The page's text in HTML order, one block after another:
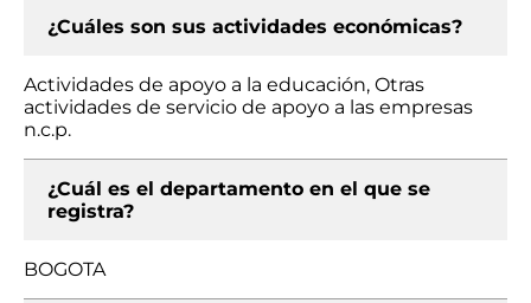
¿Cuáles son sus actividades económicas?
Actividades de apoyo a la educación, Otras
actividades de servicio de apoyo a las empresas
n.c.p.
¿Cuál es el departamento en el que se
registra?
BOGOTA